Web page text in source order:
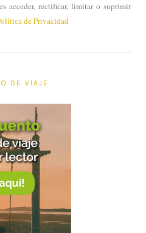
acceder, rectificar, limitar o suprimir
de Privacidad
DE VIAJE